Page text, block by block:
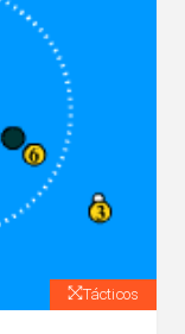
Tácticos